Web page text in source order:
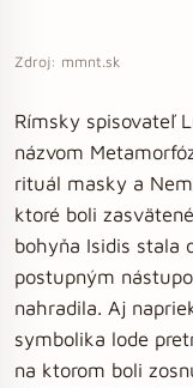
Zdroj: mmnt.sk
Rímsky spisovateľ
názvom
rituál masky a
ktoré boli
bohyňa Isidis stala
postupným
nahradila. Aj
symbolika lode
na ktorom boli